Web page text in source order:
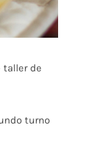
taller de
turno